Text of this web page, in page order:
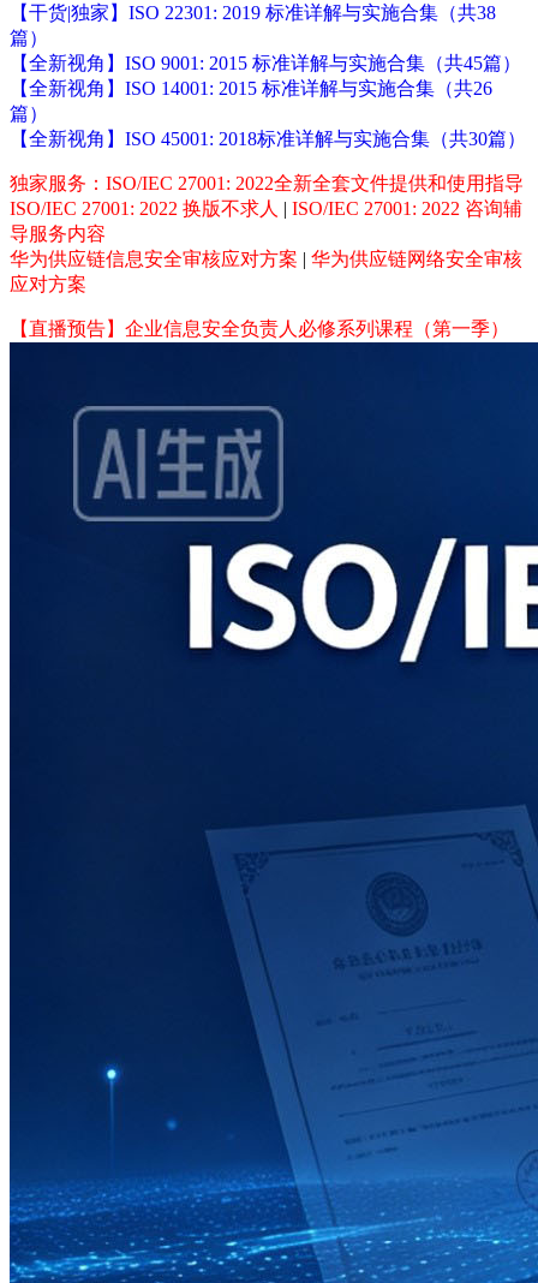
【干货|独家】ISO 22301: 2019 标准详解与实施合集（共38
篇）
【全新视角】ISO 9001: 2015 标准详解与实施合集（共45篇）
【全新视角】ISO 14001: 2015 标准详解与实施合集（共26
篇）
【全新视角】ISO 45001: 2018标准详解与实施合集（共30篇）
独家服务：ISO/IEC 27001: 2022全新全套文件提供和使用指导
ISO/IEC 27001: 2022 换版不求人 | ISO/IEC 27001: 2022 咨询辅
导服务内容
华为供应链信息安全审核应对方案 | 华为供应链网络安全审核
应对方案
【直播预告】企业信息安全负责人必修系列课程（第一季）